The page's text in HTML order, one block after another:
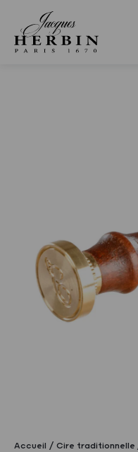
Accueil
Cire traditionnelle